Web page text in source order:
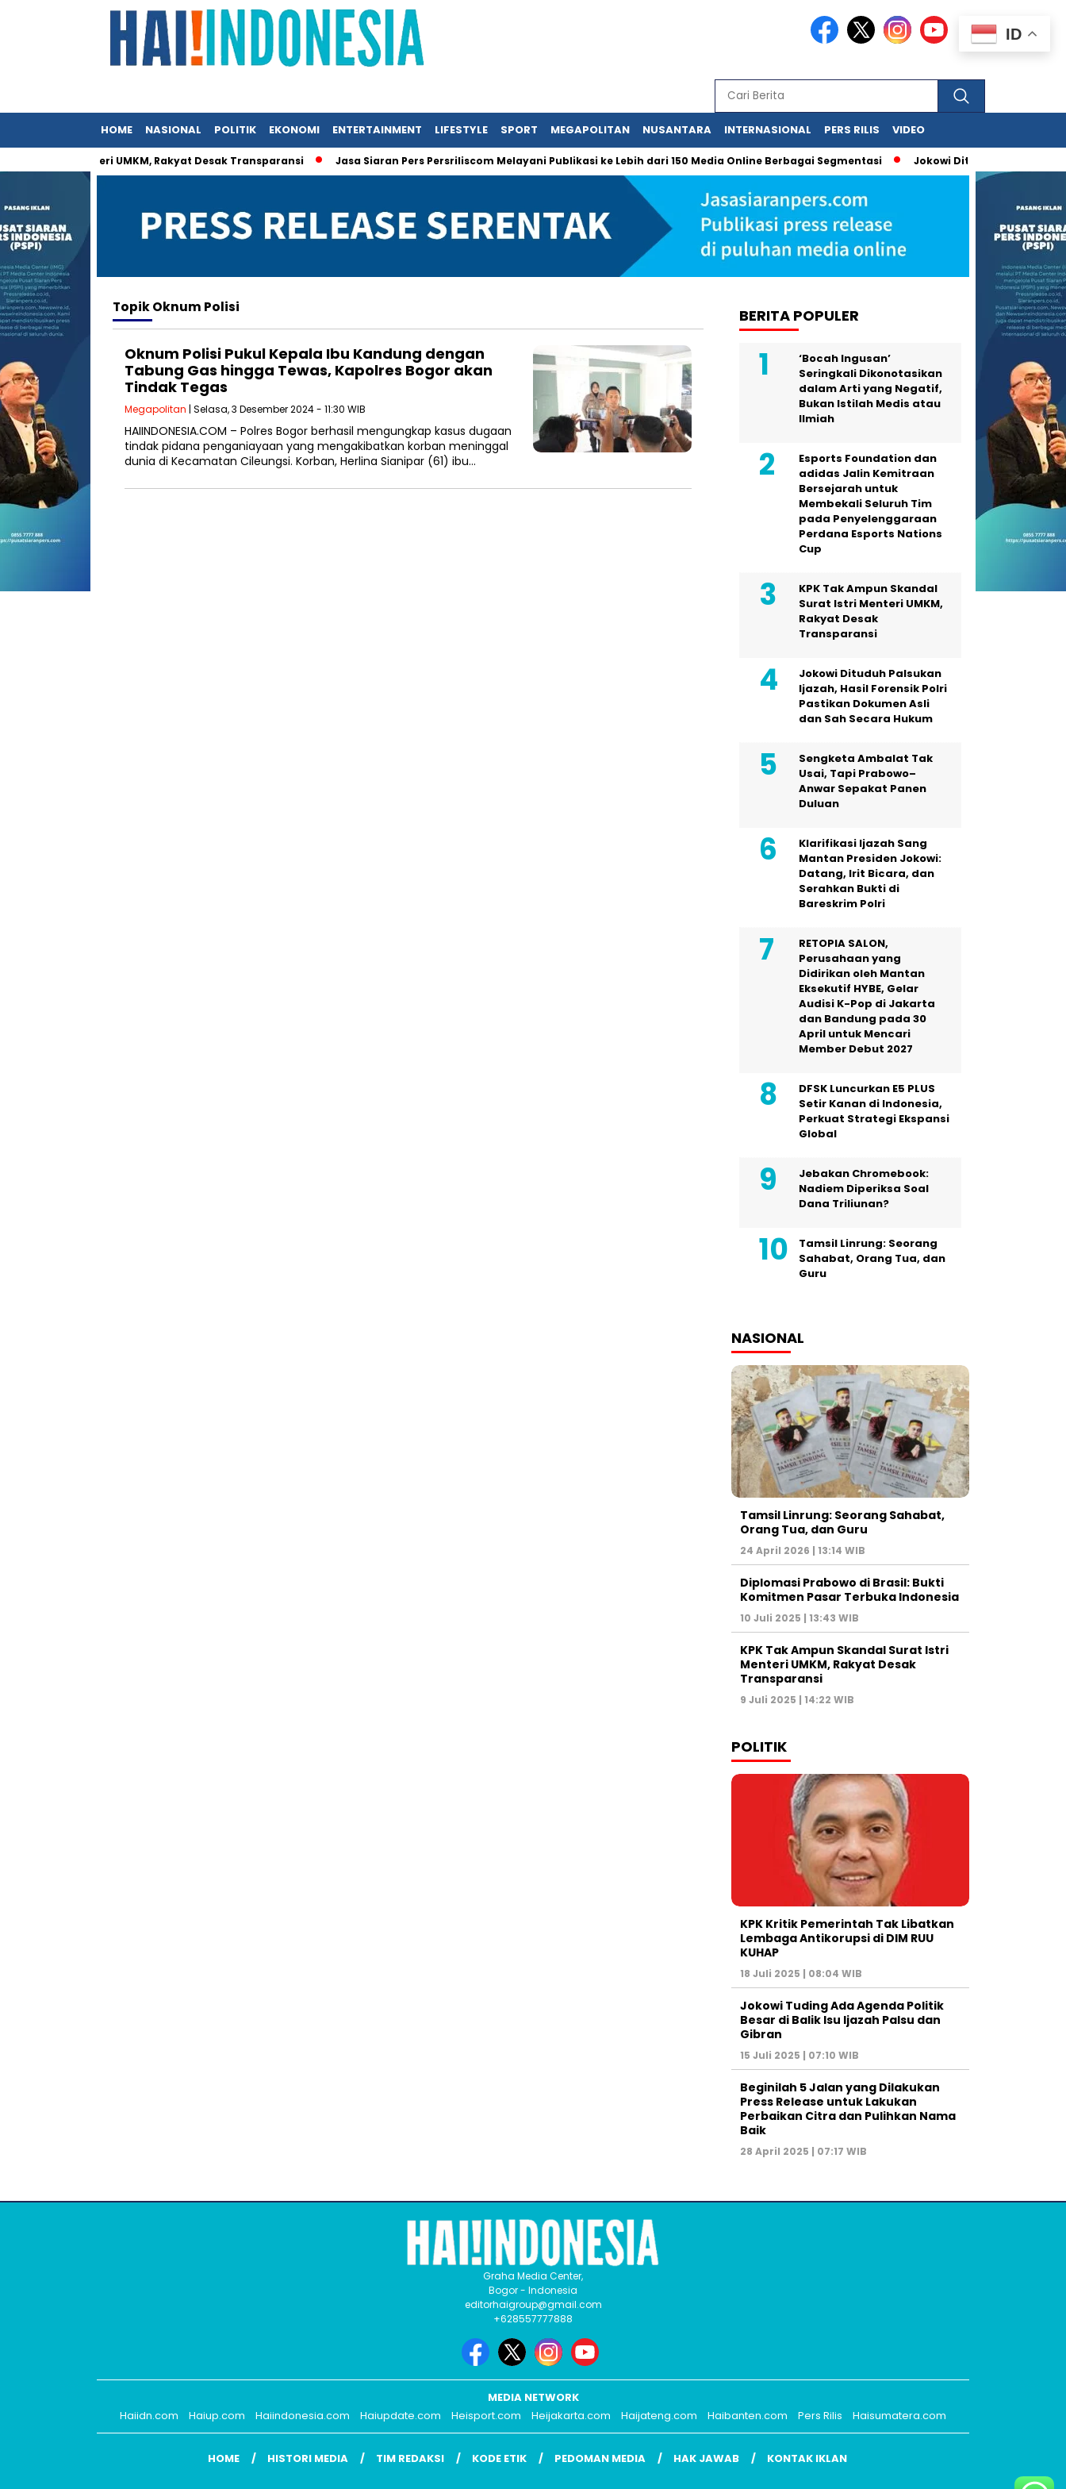
HOME NASIONAL POLITIK EKONOMI ENTERTAINMENT LIFESTYLE SPORT MEGAPOLITAN NUSANTARA INTERNASIONAL PERS RILIS VIDEO
Istri Menteri UMKM, Rakyat Desak Transparansi Jasa Siaran Pers Persriliscom Melayani Publikasi ke Lebih dari 150 Media Online Berbagai Segmentasi Jokowi Dituduh Palsukan
TopikOknum Polisi
Oknum Polisi Pukul Kepala Ibu Kandung dengan
Tabung Gas hingga Tewas, Kapolres Bogor akan
Tindak Tegas
Megapolitan | Selasa, 3 Desember 2024 - 11:30 WIB
HAIINDONESIA.COM – Polres Bogor berhasil mengungkap kasus dugaan
tindak pidana penganiayaan yang mengakibatkan korban meninggal
dunia di Kecamatan Cileungsi. Korban, Herlina Sianipar (61) ibu…
BERITA POPULER
‘Bocah Ingusan’
Seringkali Dikonotasikan
dalam Arti yang Negatif,
Bukan Istilah Medis atau
Ilmiah
Esports Foundation dan
adidas Jalin Kemitraan
Bersejarah untuk
Membekali Seluruh Tim
pada Penyelenggaraan
Perdana Esports Nations
Cup
KPK Tak Ampun Skandal
Surat Istri Menteri UMKM,
Rakyat Desak
Transparansi
Jokowi Dituduh Palsukan
Ijazah, Hasil Forensik Polri
Pastikan Dokumen Asli
dan Sah Secara Hukum
Sengketa Ambalat Tak
Usai, Tapi Prabowo–
Anwar Sepakat Panen
Duluan
Klarifikasi Ijazah Sang
Mantan Presiden Jokowi:
Datang, Irit Bicara, dan
Serahkan Bukti di
Bareskrim Polri
RETOPIA SALON,
Perusahaan yang
Didirikan oleh Mantan
Eksekutif HYBE, Gelar
Audisi K-Pop di Jakarta
dan Bandung pada 30
April untuk Mencari
Member Debut 2027
DFSK Luncurkan E5 PLUS
Setir Kanan di Indonesia,
Perkuat Strategi Ekspansi
Global
Jebakan Chromebook:
Nadiem Diperiksa Soal
Dana Triliunan?
Tamsil Linrung: Seorang
Sahabat, Orang Tua, dan
Guru
NASIONAL
Tamsil Linrung: Seorang Sahabat,
Orang Tua, dan Guru
24 April 2026 | 13:14 WIB
Diplomasi Prabowo di Brasil: Bukti
Komitmen Pasar Terbuka Indonesia
10 Juli 2025 | 13:43 WIB
KPK Tak Ampun Skandal Surat Istri
Menteri UMKM, Rakyat Desak
Transparansi
9 Juli 2025 | 14:22 WIB
POLITIK
KPK Kritik Pemerintah Tak Libatkan
Lembaga Antikorupsi di DIM RUU
KUHAP
18 Juli 2025 | 08:04 WIB
Jokowi Tuding Ada Agenda Politik
Besar di Balik Isu Ijazah Palsu dan
Gibran
15 Juli 2025 | 07:10 WIB
Beginilah 5 Jalan yang Dilakukan
Press Release untuk Lakukan
Perbaikan Citra dan Pulihkan Nama
Baik
28 April 2025 | 07:17 WIB
ID
Graha Media Center,
Bogor - Indonesia
editorhaigroup@gmail.com
+628557777888
MEDIA NETWORK
Haiidn.com
Haiup.com Haiindonesia.com Haiupdate.com Heisport.com Heijakarta.com Haijateng.com Haibanten.com Pers Rilis Haisumatera.com
HOME HISTORI MEDIA TIM REDAKSI KODE ETIK PEDOMAN MEDIA HAK JAWAB KONTAK IKLAN